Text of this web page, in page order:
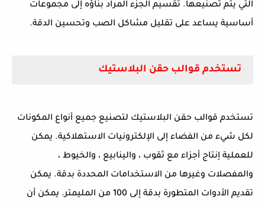
التي يتم تصنيعها. تقسيم الجزء المراد بناؤه إلى مجموعات
أساسية يساعد على تقليل مشاكل الصب وتحسين الدقة.
تستخدم قوالب حقن البلاستيك
تستخدم قوالب حقن البلاستيك لتصنيع جميع أنواع المكونات
لكل شيء من الفضاء إلى الإلكترونيات الاستهلاكية. يمكن
للعملية إنتاج أجزاء مع ثقوب ، والينابيع ، والخيوط ،
والمفصلات وغيرها من الاستخدامات المحددة بدقة. يمكن
تقديم الأدوات المتطورة بدقة إلى 100 من المليمتر. يمكن أن